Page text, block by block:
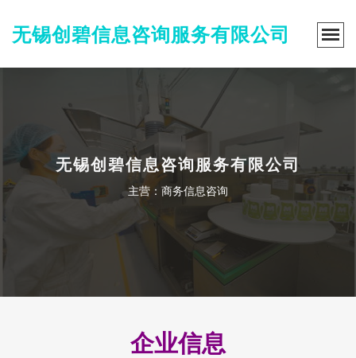
无锡创碧信息咨询服务有限公司
无锡创碧信息咨询服务有限公司
主营：商务信息咨询
企业信息